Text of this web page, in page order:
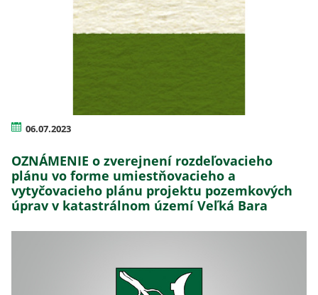
06.07.2023
OZNÁMENIE o zverejnení rozdeľovacieho
plánu vo forme umiestňovacieho a
vytyčovacieho plánu projektu pozemkových
úprav v katastrálnom území Veľká Bara